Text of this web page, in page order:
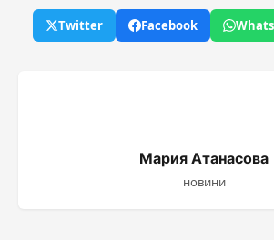
Twitter Facebook
Мария Атанасова
новини